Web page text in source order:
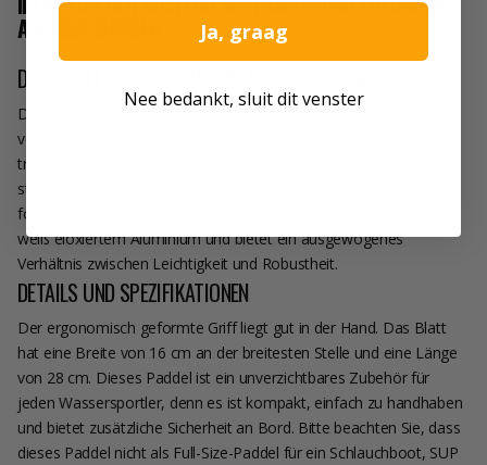
AUF DEM WASSER
DAS IDEALE HILFSPADDEL FÜR AUF DEM WASSER
Dieses Teleskop-Paddel von EvoNautic ist von 55 cm bis 107 cm
verstellbar. Durch das Teleskopdesign ist es leicht zu
transportieren und zu verstauen. Der Griff und das Blatt sind aus
strapazierfähigem schwarzem Kunststoff gefertigt, und der T-
förmige Griff bietet einen bequemen Halt. Der Griff besteht aus
weiß eloxiertem Aluminium und bietet ein ausgewogenes
Verhältnis zwischen Leichtigkeit und Robustheit.
DETAILS UND SPEZIFIKATIONEN
Der ergonomisch geformte Griff liegt gut in der Hand. Das Blatt
hat eine Breite von 16 cm an der breitesten Stelle und eine Länge
von 28 cm. Dieses Paddel ist ein unverzichtbares Zubehör für
jeden Wassersportler, denn es ist kompakt, einfach zu handhaben
und bietet zusätzliche Sicherheit an Bord. Bitte beachten Sie, dass
dieses Paddel nicht als Full-Size-Paddel für ein Schlauchboot, SUP
Ja, graag
Nee bedankt, sluit dit venster